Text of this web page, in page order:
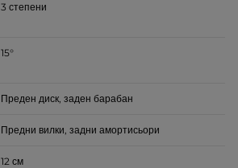
3 степени
15°
Преден диск, заден барабан
Предни вилки, задни амортисьори
12 см